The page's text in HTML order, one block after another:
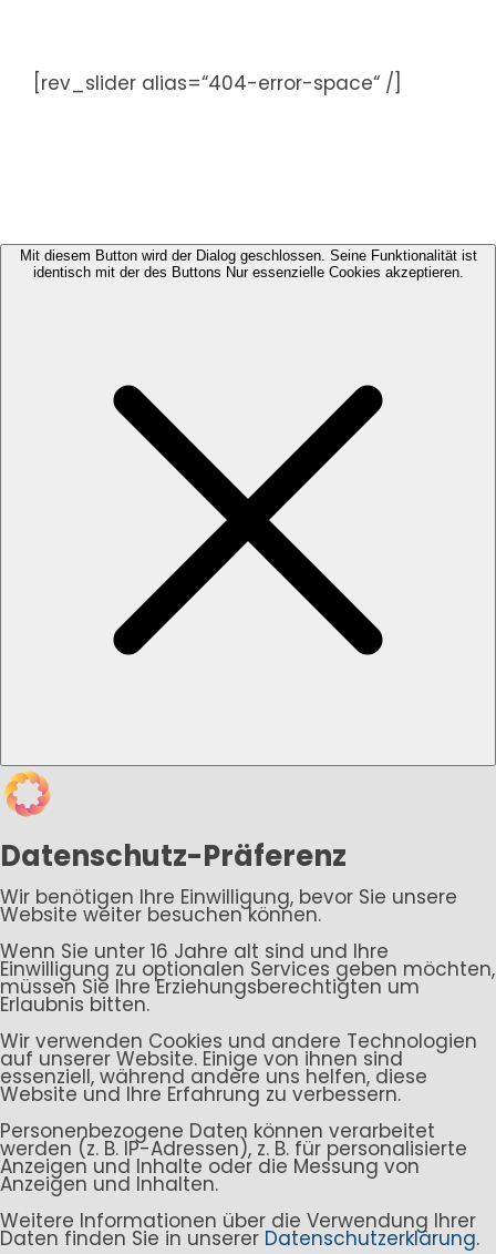
springen[rev_slider alias=“404-error-space“ /]
Mit diesem Button wird der Dialog geschlossen. Seine Funktionalität ist
identisch mit der des Buttons Nur essenzielle Cookies akzeptieren.
Datenschutz-Präferenz
Wir benötigen Ihre Einwilligung, bevor Sie unsere
Website weiter besuchen können.
Wenn Sie unter 16 Jahre alt sind und Ihre
Einwilligung zu optionalen Services geben möchten,
müssen Sie Ihre Erziehungsberechtigten um
Erlaubnis bitten.
Wir verwenden Cookies und andere Technologien
auf unserer Website. Einige von ihnen sind
essenziell, während andere uns helfen, diese
Website und Ihre Erfahrung zu verbessern.
Personenbezogene Daten können verarbeitet
werden (z. B. IP-Adressen), z. B. für personalisierte
Anzeigen und Inhalte oder die Messung von
Anzeigen und Inhalten.
Weitere Informationen über die Verwendung Ihrer
Daten finden Sie in unserer Datenschutzerklärung.